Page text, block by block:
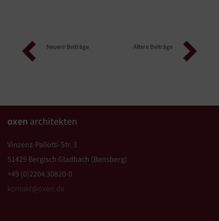
Beitragsnavigation Ältere Beiträge
Neuere Beiträge
oxen architekten
Vinzenz-Pallotti-Str. 3
51429 Bergisch Gladbach (Bensberg)
+49 (0)2204 30820-0
kontakt@oxen.de